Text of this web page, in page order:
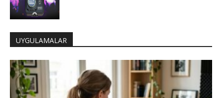
UYGULAMALAR